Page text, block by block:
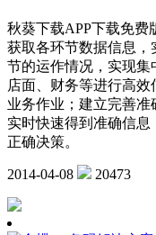
秋葵下载APP下载免费
获取各环节数据信息，
节的运作情况，实现集中
店面、财务等进行高
业务作业；建立完善准
实时快速得到准确信息
正确决策。
2014-04-08 20473